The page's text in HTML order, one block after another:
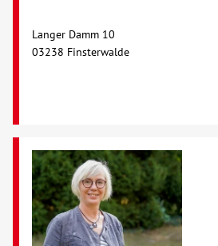
Langer Damm 10
03238 Finsterwalde